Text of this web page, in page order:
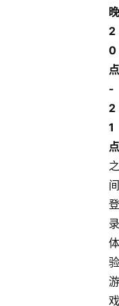
晚
2
0
点
-
2
1
点
之
间
登
录
体
验
游
戏